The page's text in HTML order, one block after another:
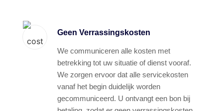
Geen Verrassingskosten
We communiceren alle kosten met
betrekking tot uw situatie of dienst vooraf.
We zorgen ervoor dat alle servicekosten
vanaf het begin duidelijk worden
gecommuniceerd. U ontvangt een bon bij